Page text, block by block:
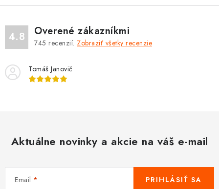
4.8 Overené zákazníkmi
745 recenzií. Zobraziť všetky recenzie
Tomáš Janovič
Aktuálne novinky a akcie na váš e-mail
Email PRIHLÁSIŤ SA